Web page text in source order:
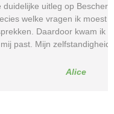
Wonen.nl wist ik
stellen tijdens
bij een aanbieder die
is flink verbeterd."